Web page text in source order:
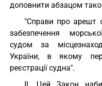
доповнити абзацом
"Справи про арешт
забезпечення
судом за
України, в якому
реєстрації судна".